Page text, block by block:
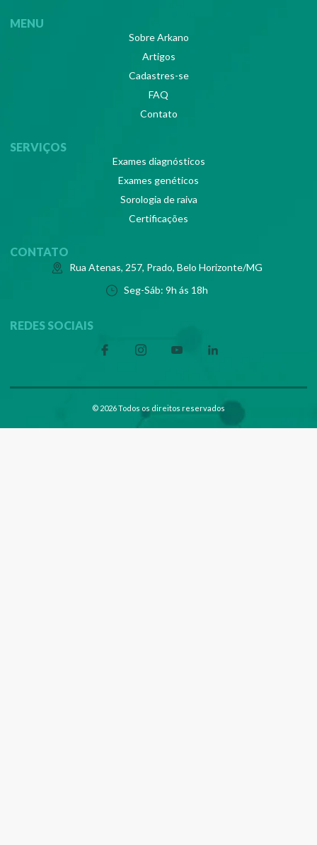
MENU
Sobre Arkano
Artigos
Cadastres-se
FAQ
Contato
SERVIÇOS
Exames diagnósticos
Exames genéticos
Sorologia de raiva
Certificações
CONTATO
Rua Atenas, 257, Prado, Belo Horizonte/MG
Seg-Sáb: 9h ás 18h
REDES SOCIAIS
© 2026 Todos os direitos reservados